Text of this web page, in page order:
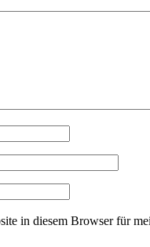
in diesem Browser für